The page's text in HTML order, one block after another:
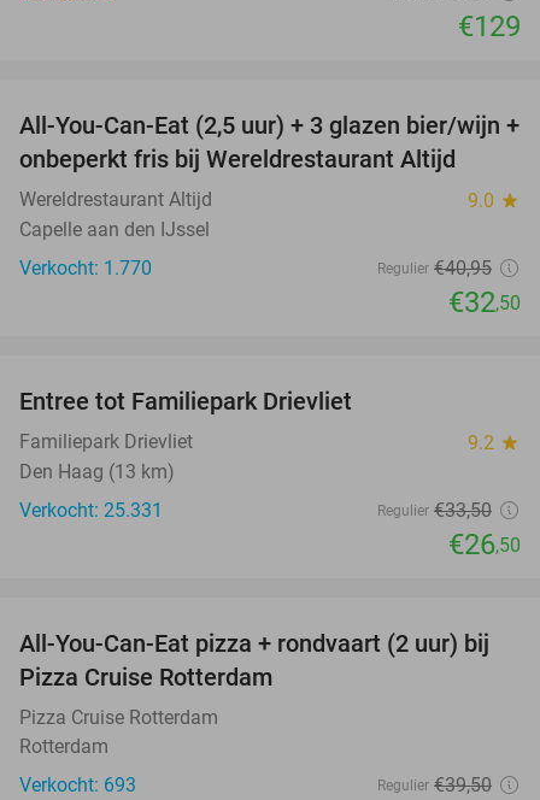
€129
21%
All-You-Can-Eat (2,5 uur) + 3 glazen bier/wijn +
onbeperkt fris bij Wereldrestaurant Altijd
Wereldrestaurant Altijd 9.0 star
Capelle aan den IJssel
Verkocht: 1.770
Regulier €40,95
€32,50
Entree tot Familiepark Drievliet
Familiepark Drievliet 9.2 star
Den Haag (13 km)
Verkocht: 25.331
Regulier €33,50
€26,50
22%
All-You-Can-Eat pizza + rondvaart (2 uur) bij
Pizza Cruise Rotterdam
Pizza Cruise Rotterdam
Rotterdam
Verkocht: 693
Regulier €39,50